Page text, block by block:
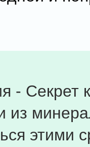
- Секрет
из
этими